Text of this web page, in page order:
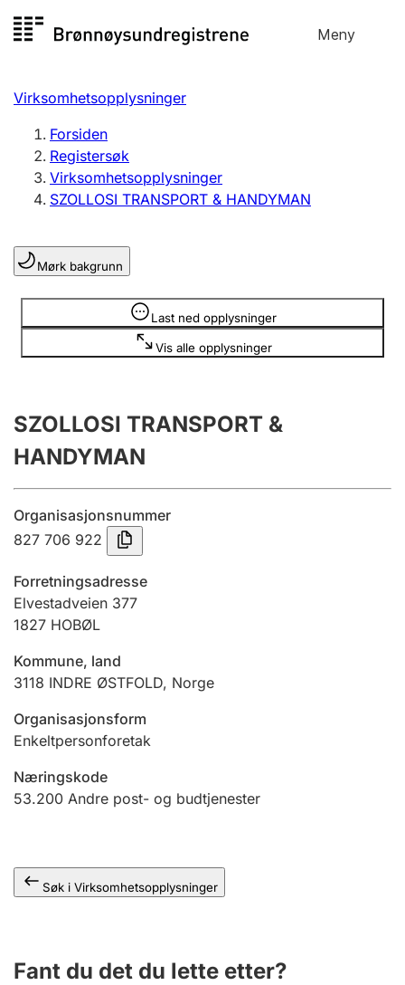
til
Meny
Registersøk
Aksjeselskap
Enkeltpersonforetak
Registrere, endre, slette
Lag og forening
Registrere, endre, slette
Årsregnskap
Innsending og forsinkelsesgebyr
Tinglysing
Jeger
Betaling og jegeravgiftskort
Ektepaktveileder
Offentlig sektor
Virksomhetsopplysninger
Forsiden
Registersøk
Virksomhetsopplysninger
SZOLLOSI TRANSPORT & HANDYMAN
Mørk bakgrunn
Last ned opplysninger
Vis alle opplysninger
Opplysninger er skjult
SZOLLOSI TRANSPORT &
HANDYMAN
Organisasjonsnummer
827 706 922
Forretningsadresse
Elvestadveien 377
1827 HOBØL
Kommune, land
3118 INDRE ØSTFOLD, Norge
Organisasjonsform
Enkeltpersonforetak
Næringskode
53.200 Andre post- og budtjenester
Søk i Virksomhetsopplysninger
Fant du det du lette etter?